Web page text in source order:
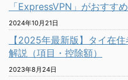
「ExpressVPN」がおすすめ
2024年10月21日
【2025年最新版】タイ在
解説（項目・控除額）
2023年8月24日